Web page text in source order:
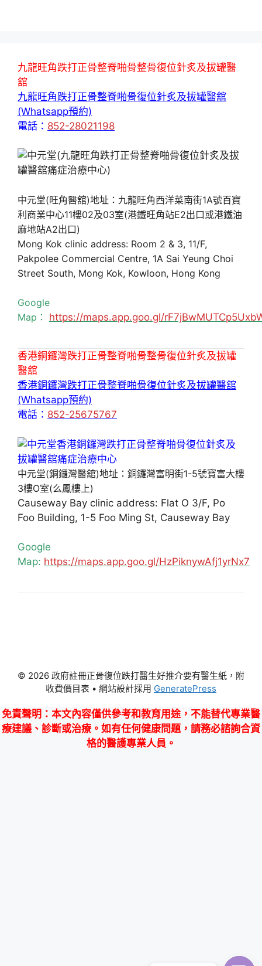
九龍旺角跌打正骨整脊啪骨整骨復位針炙及拔罐醫
舘
九龍旺角跌打正骨整脊啪骨復位針炙及拔罐醫舘
(Whatsapp預約)
電話： 852-28021198
中元堂(旺角醫舘)地址：九龍旺角西洋菜南街1A號百寶
利商業中心11樓02及03室(港鐵旺角站E2出口或港鐵油
麻地站A2出口)
Mong Kok clinic address: Room 2 & 3, 11/F,
Pakpolee Commercial Centre, 1A Sai Yeung Choi
Street South, Mong Kok, Kowloon, Hong Kong
Google
Map： https://maps.app.goo.gl/
香港銅鑼灣跌打正骨整脊啪骨整骨復位針炙及拔罐
醫舘
香港銅鑼灣跌打正骨整脊啪骨復位針炙及拔罐醫舘
(Whatsapp預約)
電話： 852-25675767
中元堂(銅鑼灣醫舘)地址：銅鑼灣富明街1-5號寶富大樓
3樓O室(么鳳樓上)
Causeway Bay clinic address: Flat O 3/F, Po
Foo Building, 1-5 Foo Ming St, Causeway Bay
Google
Map: https://maps.app.goo.gl/HzPiknywAfj1yrNx7
© 2026 政府註冊正骨復位跌打醫生好推介要有醫生紙，附
收費價目表 • 網站設計採用 GeneratePress
免責聲明 ：本文內容僅供參考和教育用途，不能替代專業醫
療建議、診斷或治療。如有任何健康問題，請務必諮詢合資
格的醫護專業人員。